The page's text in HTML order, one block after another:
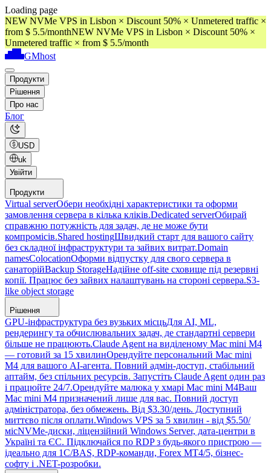
Loading page
NEW NVMe VPS in Lisbon × Discount 50% × Unmetered traffic ×
from $ 5.5/monthNEW NVMe VPS in Lisbon × Discount 50% ×
Unmetered traffic × from $ 5.5/month
GMhost
Продукти
Рішення
Про нас
Блог
USD
uk
Увійти
Продукти
Virtual serverОбери необхідні характеристики та оформи
замовлення сервера в кілька кліків.Dedicated serverОбирай
справжню потужність для задач, де не може бути
компромісів.Shared hostingШвидкий старт для вашого сайту
без складної інфраструктури та зайвих витрат.Domain
namesColocationОформи відпустку для свого сервера в
санаторійBackup StorageНадійне off-site сховище під резервні
копії. Працює без зайвих налаштувань на стороні сервера.S3-
like object storage
Рішення
GPU-інфраструктура без вузьких місцьДля AI, ML,
рендерингу та обчислювальних задач, де стандартні сервери
більше не працюють.Claude Agent на виділеному Mac mini M4
— готовий за 15 хвилинОрендуйте персональний Mac mini
M4 для вашого AI-агента. Повний адмін-доступ, стабільний
аптайм, без спільних ресурсів. Запустіть Claude Agent один раз
і працюйте 24/7.Орендуйте малюка у хмарі Mac mini M4Ваш
Mac mini M4 призначений лише для вас. Повний доступ
адміністратора, без обмежень. Від $3.30/день. Доступний
миттєво після оплати.Windows VPS за 5 хвилин - від $5.50/
місNVMe-диски, ліцензійний Windows Server, дата-центри в
Україні та ЄС. Підключайся по RDP з будь-якого пристрою —
ідеально для 1С/BAS, RDP-команди, Forex MT4/5, бізнес-
софту і .NET-розробки.